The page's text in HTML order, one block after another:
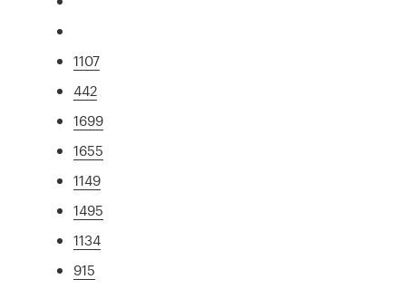
1107
442
1699
1655
1149
1495
1134
915